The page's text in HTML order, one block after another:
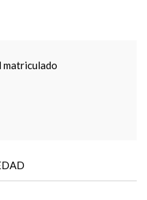
matriculado